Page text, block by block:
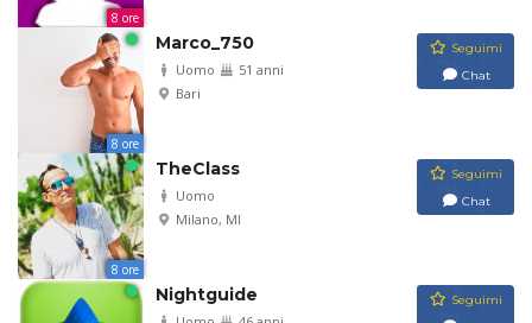
8 ore
8 ore
Marco_750
Uomo
51 anni
Bari
Seguimi
Chat
8 ore
TheClass
Uomo
Milano, MI
Seguimi
Chat
Nightguide
Seguimi